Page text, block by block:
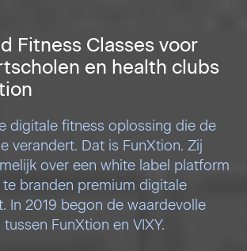
Fitness Classes voor
en health clubs
digitale fitness oplossing die de
verandert. Dat is FunXtion. Zij
over een white label platform
branden premium digitale
In 2019 begon de waardevolle
FunXtion en VIXY.